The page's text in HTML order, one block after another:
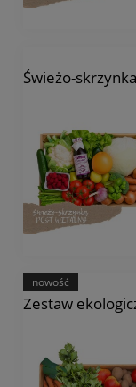
Świeżo-
Zestaw
nowość